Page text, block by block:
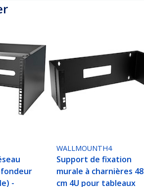
-
WALLMOUNTH4
Support de fixation
murale à charnières 48
cm 4U pour tableaux